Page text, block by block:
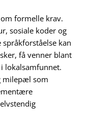
formelle krav.
sosiale koder og
kan
få venner blant
lokalsamfunnet.
milepæl som